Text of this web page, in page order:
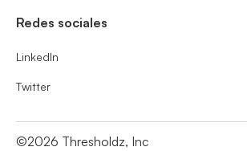
Redes sociales
LinkedIn
Twitter
©2026 Thresholdz, Inc